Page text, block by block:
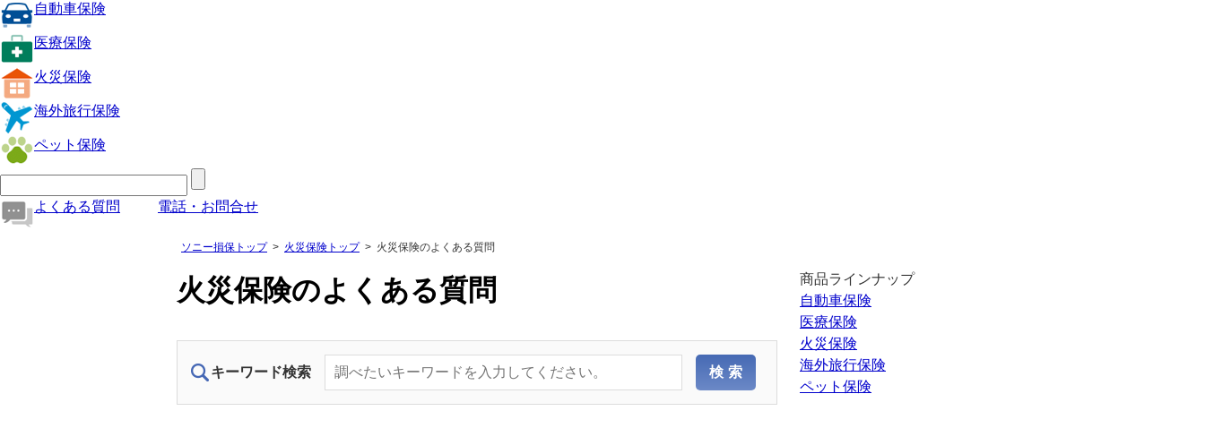
自動車保険
医療保険
火災保険
海外旅行保険
ペット保険
よくある質問 電話・お問合せ
ソニー損保トップ 火災保険トップ 火災保険のよくある質問
火災保険のよくある質問
キーワード検索
商品ラインナップ
自動車保険
医療保険
火災保険
海外旅行保険
ペット保険